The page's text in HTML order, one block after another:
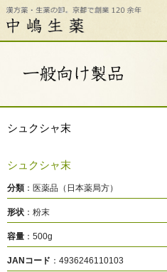
シュクシャ末
シュクシャ末
分類 ：医薬品（日本薬局方）
形状 ：粉末
容量 ：500g
JANコード ：4936246110103